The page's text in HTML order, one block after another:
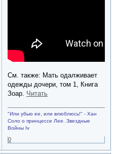
См. также: Мать одалживает
одежды дочери, том 1, Книга
Зоар. Читать
"Или убью ее, или влюблюсь!" - Хан
Соло о принцессе Лее. Звездные
Войны Iv
0